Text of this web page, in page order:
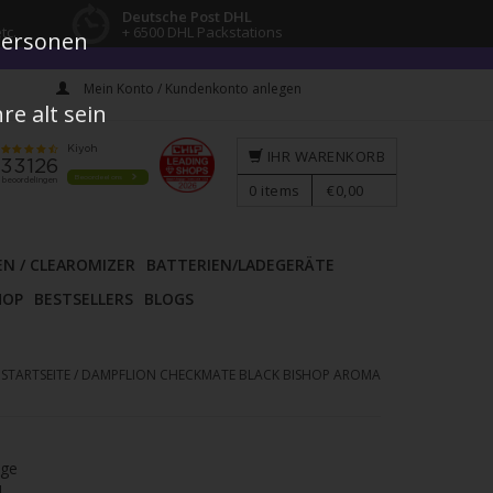
Deutsche Post DHL
+ 6500 DHL Packstations
Mein Konto / Kundenkonto anlegen
/ CLEAROMIZER
BATTERIEN/LADEGERÄTE
BESTSELLERS BLOGS
IHR WARENKORB
0 items €0,00
STARTSEITE / DAMPFLION CHECKMATE BLACK BISHOP AROMA
alt sein